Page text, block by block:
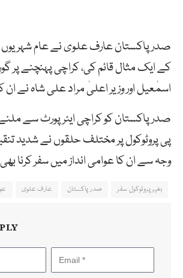
صدر پاکستان عارف علوی نے عام
کے ایک مثال قائم کی، کراچی پہنچنے پر
اسمٰعیل اور وزیر اعلیٰ مراد علی شاہ نے ان
صدر پاکستان کو کراچی ایئر پورٹ سے
پی پروٹوکول پر مختلف حلقوں نے شدید
وجہ سے ان کا عوامی انداز میں سفر کرنا بھی
بغیر پروٹوکول سفر صدر پاکستان عارف علوی